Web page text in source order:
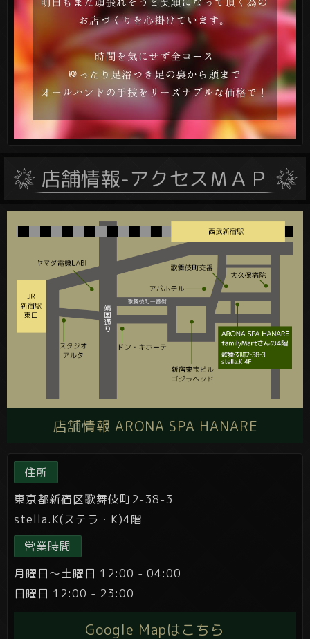
店舗情報 ARONA SPA HANARE
住所
東京都新宿区歌舞伎町2-38-3
stella.K(ステラ・K)4階
営業時間
月曜日～土曜日 12:00 - 04:00
日曜日 12:00 - 23:00
Google Mapはこちら